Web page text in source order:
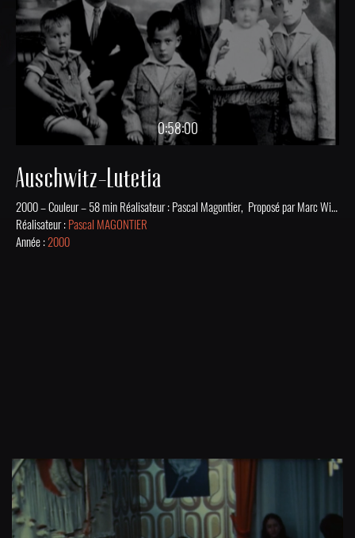
0:58:00
Auschwitz-Lutetia
2000 – Couleur – 58 min Réalisateur : Pascal Magontier, Proposé par Marc Wilmart Production : IO Production et France 3 Limousin-Poitou-Charentes Synopsis : Déporté à Auschwitz par le convoi no 36 en septembre 1942, Marcel Bercau survit à sa déportation et aux « Marches de la mort ». Il attendra plus de cinquante ans pour témoigner. Auschwitz-Lutetia raconte son histoire dans ce qu’elle a d’unique : un homme témoin de sa propre survie et de son retour à la vie. Pour consulter la revue de presse. Numérisé avec l’aide du Programme de numérisation et valorisation de contenus culturels 2018 de la DRAC de Nouvelle-Aquitaine
Réalisateur : Pascal MAGONTIER
Année :2000